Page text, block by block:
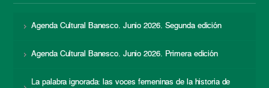
Agenda Cultural Banesco. Junio 2026. Segunda edición
Agenda Cultural Banesco. Junio 2026. Primera edición
La palabra ignorada: las voces femeninas de la historia de